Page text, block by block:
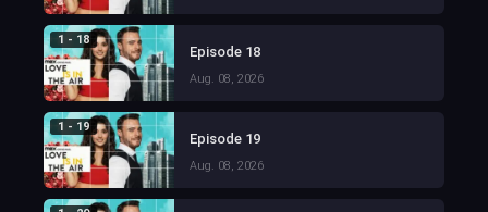
1 - 18
Episode 18
Aug. 08, 2026
1 - 19
Episode 19
Aug. 08, 2026